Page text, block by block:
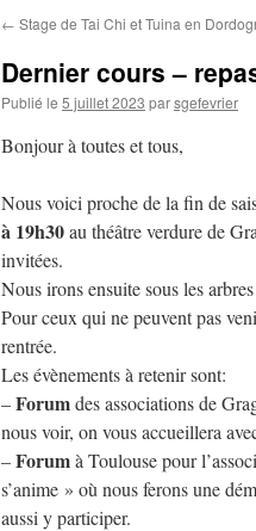
← Stage de Tai Chi et Tuina en
Dernier cours –
Publié le 5 juillet 2023 parsgefevrier
Bonjour à toutes et tous,
Nous voici proche de la fin de
à 19h30au théâtre verdure de
invitées.
Nous irons ensuite sous les
Pour ceux qui ne peuvent pas
rentrée.
Les évènements à retenir sont:
–Forumdes associations de
nous voir, on vous accueillera
–Forumà Toulouse pour
s’anime » où nous ferons une
aussi y participer.